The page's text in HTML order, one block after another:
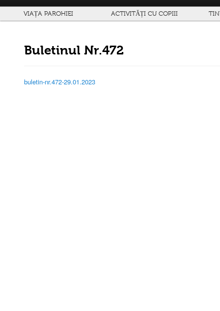
VIAȚA PAROHIEI ACTIVITĂȚI CU COPIII
Buletinul Nr.472
buletin-nr.472-29.01.2023